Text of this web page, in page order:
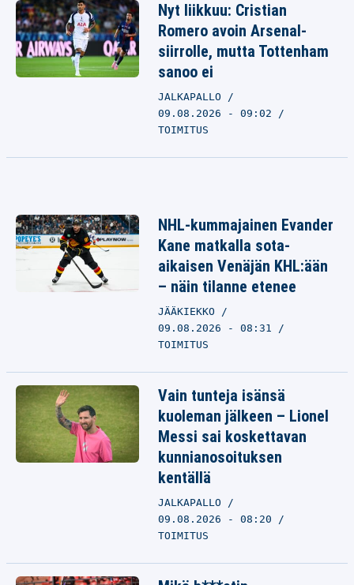
Nyt liikkuu: Cristian
Romero avoin Arsenal-
siirrolle, mutta Tottenham
sanoo ei
JALKAPALLO
09.08.2026 - 09:02
TOIMITUS
NHL-kummajainen Evander
Kane matkalla sota-
aikaisen Venäjän KHL:ään
– näin tilanne etenee
JÄÄKIEKKO
09.08.2026 - 08:31
TOIMITUS
Vain tunteja isänsä
kuoleman jälkeen – Lionel
Messi sai koskettavan
kunnianosoituksen
kentällä
JALKAPALLO
09.08.2026 - 08:20
TOIMITUS